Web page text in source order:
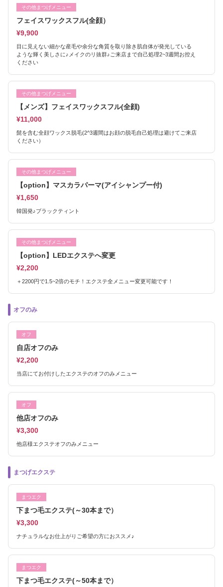
その他まつげメニュー
フェイスワックスフル(全顔）
¥9,900
目に見えない細かな産毛や余分な角質を取り除き肌自体が発光している
ような輝く美しさに♪メイクのリ抜群♪ご来店まで自己処理2~3週間お控え
ください
その他まつげメニュー
【メンズ】フェイスワックスフル(全顔)
¥11,000
髭を含む全顔ワックス脱毛(2^3週間はお顔の脱毛自己処理は避けてご来店
ください）
その他まつげメニュー
【option】マスカラパーマ(アイシャンプー付)
¥1,650
韓国発♪ブラックティント
その他まつげメニュー
【option】LEDエクステへ変更
¥2,200
＋2200円で1.5~2倍のモチ！エクステ全メニュー変更可能です！
オフのみ
オフ
自店オフのみ
¥2,200
当店にてお付けしたエクステのオフのみメニュー
オフ
他店オフのみ
¥3,300
他店様エクステオフのみメニュー
まつげエクステ
まつエク
下まつ毛エクステ(～30本まで）
¥3,300
ナチュラルなお仕上がりご希望の方におススメ♪
まつエク
下まつ毛エクステ(～50本まで）